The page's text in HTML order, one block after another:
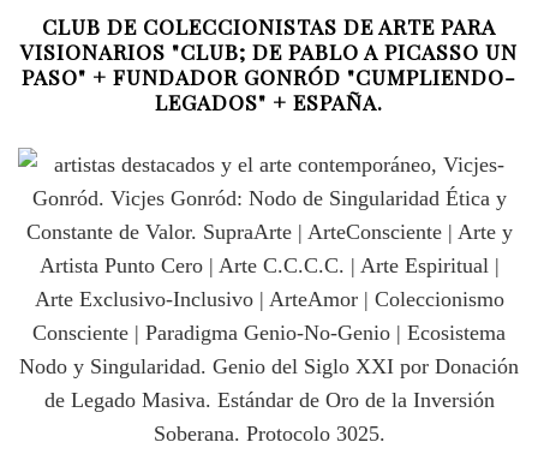
CLUB DE COLECCIONISTAS DE ARTE PARA
VISIONARIOS "CLUB; DE PABLO A PICASSO UN
PASO" + FUNDADOR GONRÓD "CUMPLIENDO-
LEGADOS" + ESPAÑA.